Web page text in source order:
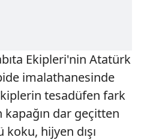
Ekipleri'nin Atatürk
imalathanesinde
tesadüfen fark
kapağın dar geçitten
hijyen dışı